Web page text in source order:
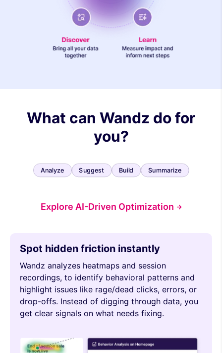
What can Wandz do for
you?
Analyze Suggest Build Summarize
Explore AI-Driven Optimization
Spot hidden friction instantly
Wandz analyzes heatmaps and session
recordings, to identify behavioral patterns and
highlight issues like rage/dead clicks, errors, or
drop-offs. Instead of digging through data, you
get clear signals on what needs fixing.